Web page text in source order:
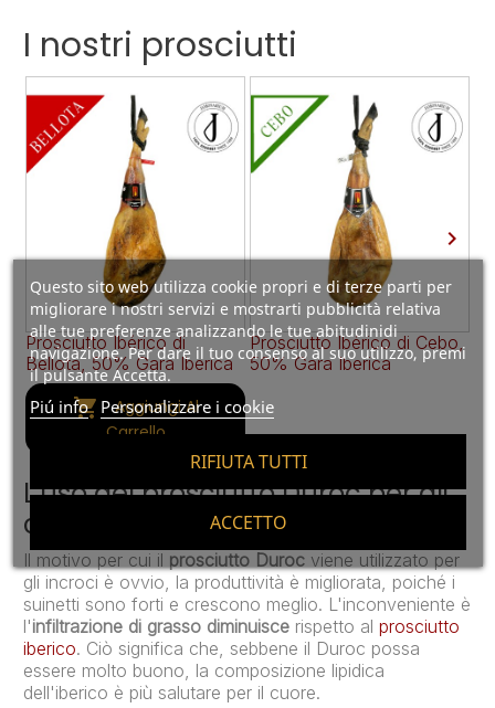
Questo sito web utilizza cookie propri e di terze parti per
migliorare i nostri servizi e mostrarti pubblicità relativa
alle tue preferenze analizzando le tue abitudinidi
navigazione. Per dare il tuo consenso al suo utilizzo, premi
il pulsante Accetta.
Piú info Personalizzare i cookie
RIFIUTA TUTTI
ACCETTO
I nostri prosciutti
Prosciutto Ibérico di
Bellota, 50% Gara Iberica

Aggiungi Al
Carrello
Prosciutto Ibérico di Cebo,
50% Gara Iberica

L'uso del prosciutto Duroc per gli
croci
Il motivo per cui il prosciutto Duroc viene utilizzato per
gli incroci è ovvio, la produttività è migliorata, poiché i
suinetti sono forti e crescono meglio. L'inconveniente è
l'infiltrazione di grasso diminuisce rispetto al prosciutto
iberico. Ciò significa che, sebbene il Duroc possa
essere molto buono, la composizione lipidica
dell'iberico è più salutare per il cuore.